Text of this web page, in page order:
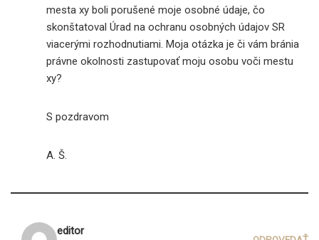
mesta xy boli porušené moje osobné údaje, čo
skonštatoval Úrad na ochranu osobných údajov SR
viacerými rozhodnutiami. Moja otázka je či vám bránia
právne okolnosti zastupovať moju osobu voči mestu
xy?
S pozdravom
A. Š.
editor